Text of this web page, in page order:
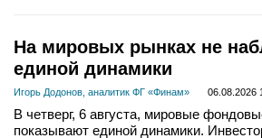
На мировых рынках не
единой динамики
Игорь Додонов, аналитик ФГ «Финам» 06.08.2026
В четверг, 6 августа, мировые
показывают единой динамики.